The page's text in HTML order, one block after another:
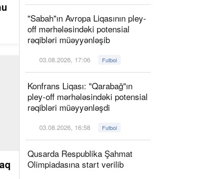
"Sabah"ın Avropa Liqasının pley-
off mərhələsindəki potensial
rəqibləri müəyyənləşib
03.08.2026, 17:06 Futbol
Konfrans Liqası: "Qarabağ"ın
pley-off mərhələsindəki potensial
rəqibləri müəyyənləşdi
03.08.2026, 16:58 Futbol
Qusarda Respublika Şahmat
Olimpiadasına start verilib